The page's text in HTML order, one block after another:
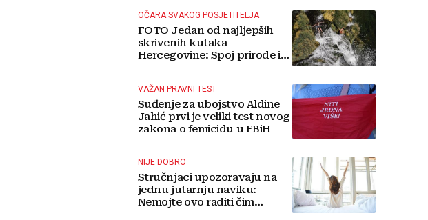
OČARA SVAKOG POSJETITELJA
FOTO Jedan od najljepših
skrivenih kutaka
Hercegovine: Spoj prirode i
VAŽAN PRAVNI TEST
Suđenje za ubojstvo Aldine
Jahić prvi je veliki test novog
zakona o femicidu u FBiH
NIJE DOBRO
Stručnjaci upozoravaju na
jednu jutarnju naviku:
Nemojte ovo raditi čim